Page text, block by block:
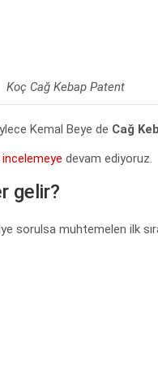
Koç Cağ Kebap Patent
Kemal Beye de Cağ
incelemeye devam ediyoruz.
gelir?
sorulsa muhtemelen ilk